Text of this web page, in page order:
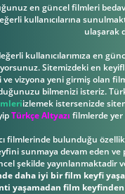
en güncel filmleri
kullanıcılarına
ulaşarak
kullanıcılarımıza en
Sitemizdeki en
ve vizyona yeni girmiş olan
bilmenizi isteriz.
izlemek istersenizde
Türkçe Altyazı filmlerde yer
filmlerinde bulunduğu
sunmaya devam eden
şekilde yayınlanmaktadir
daha iyi bir film keyfi
yaşamadan film